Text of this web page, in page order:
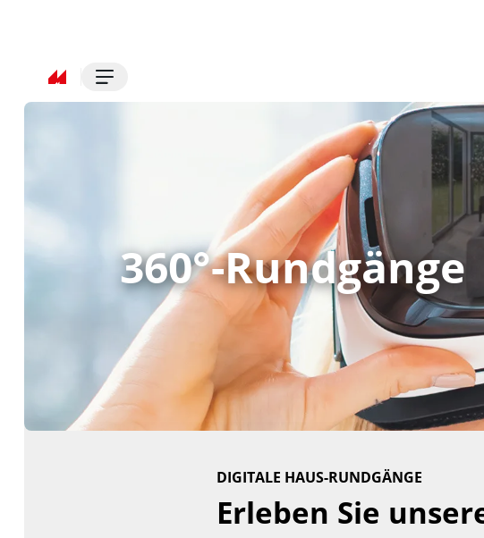
360°-Rundgänge
Erleben Sie
DIGITALE HAUS-RUNDGÄNGE